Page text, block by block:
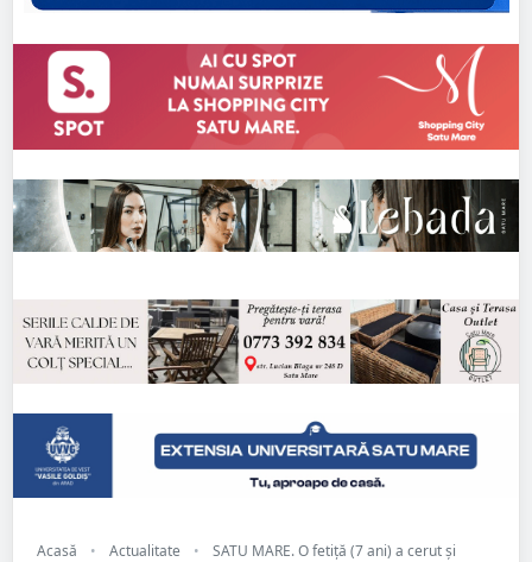
Acasă • Actualitate •
SATU MARE. O fetiță (7 ani) a cerut și